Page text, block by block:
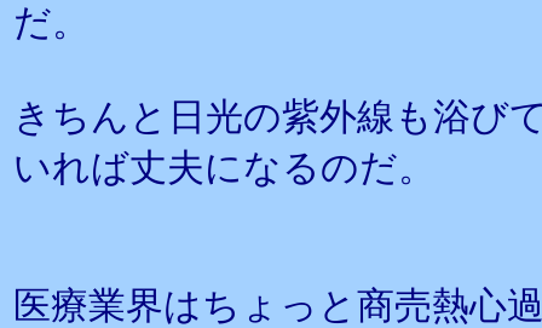
だ。
きちんと日光の紫外線も浴び
いれば丈夫になるのだ。
医療業界はちょっと商売熱心